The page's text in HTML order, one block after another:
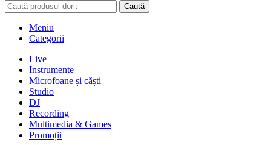
Caută
Meniu
Categorii
Live
Instrumente
Microfoane și căști
Studio
DJ
Recording
Multimedia & Games
Promoții